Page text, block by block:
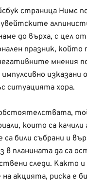
страница Нимс
до върха, с цел
празник, който
мнения
импулсивно
ситуацията хора.
които са качили
са били събрани и
в планината да са
следи. Както и
акцията, риска е